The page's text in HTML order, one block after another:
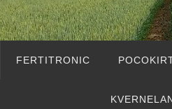
FERTITRONIC